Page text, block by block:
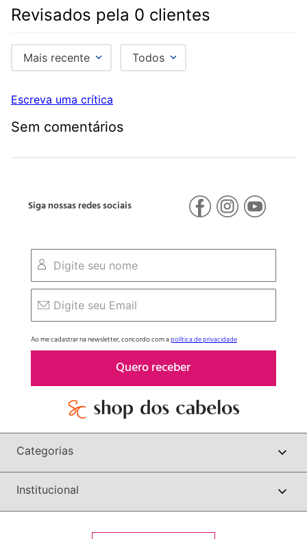
Revisados pela 0 clientes
Mais recente Todos
Escreva uma crítica
Sem comentários
Siga nossas redes sociais
Ao me cadastrar na newsletter, concordo com apolítica de privacidade
Quero receber
Categorias
Institucional